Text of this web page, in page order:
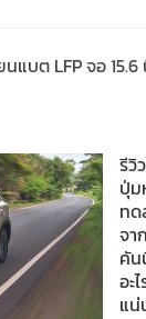
ยนแบต LFP จอ
รีวิ
ปุ่ม
ทด
จา
คัน
อะ
แน่